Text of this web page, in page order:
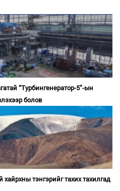
“Турбингенератор-5”-ын
болов
тэнгэрийг тахих тахилгад